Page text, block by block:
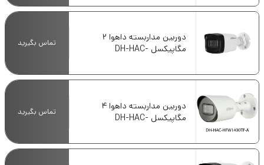
دوربین مداربسته داهوا 2
مگاپیکسل DH-HAC-
تماس بگیرید
دوربین مداربسته داهوا 4
مگاپیکسل DH-HAC-
تماس بگیرید